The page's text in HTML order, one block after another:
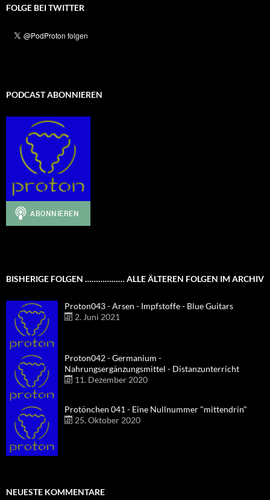
FOLGE BEI TWITTER
PODCAST ABONNIEREN
BISHERIGE FOLGEN ……………… ALLE ÄLTEREN FOLGEN IM ARCHIV
Proton043 - Arsen - Impfstoffe - Blue Guitars
2. Juni 2021
Proton042 - Germanium -
Nahrungsergänzungsmittel - Distanzunterricht
11. Dezember 2020
Protönchen 041 - Eine Nullnummer "mittendrin"
25. Oktober 2020
NEUESTE KOMMENTARE